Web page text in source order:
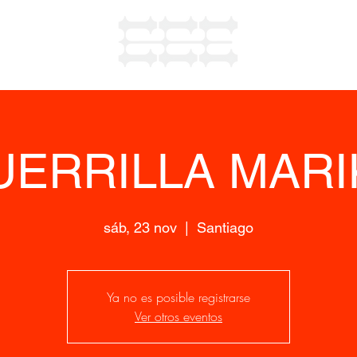
sáb, 23 nov Santiago
Ya no es posible registrarse
Ver otros eventos